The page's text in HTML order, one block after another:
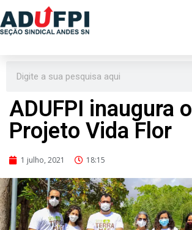
Pular
conteúdo
ADUFPI inaugura o
Projeto Vida Flor
1 julho, 2021 18:15